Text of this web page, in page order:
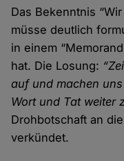
Das Bekenntnis
müsse deutlich
in einem
hat. Die Losung:
auf und machen
Wort und Tat weiter
Drohbotschaft an
verkündet.